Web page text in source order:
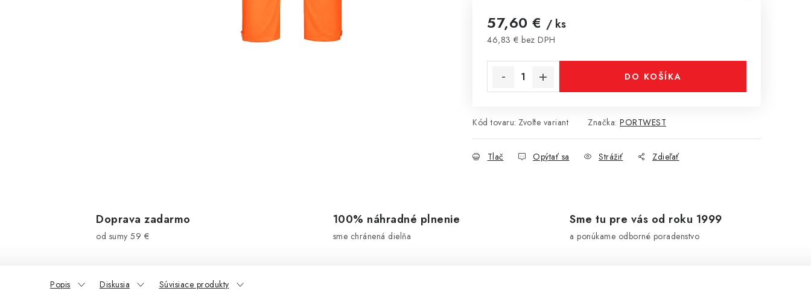
57,60 € / ks
46,83 € bez DPH
DO KOŠÍKA
Kód tovaru: Zvoľte variant Značka: PORTWEST
Tlač Opýtať sa Strážiť Zdieľať
Doprava zadarmo
od sumy 59 €
100% náhradné plnenie
sme chránená dielňa
Sme tu pre vás od roku 1999
a ponúkame odborné poradenstvo
Popis Diskusia Súvisiace produkty